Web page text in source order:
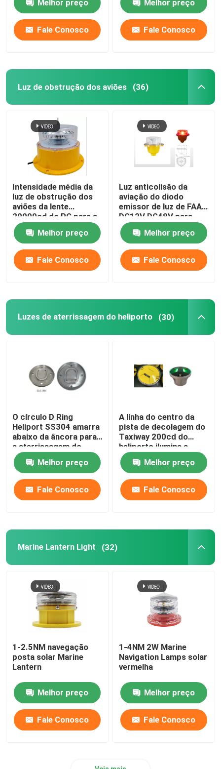
Casa
Produtos
Sobre nós
Excursão da fábrica
Controle da qualidade
Contacte-nos
Peça umas citações
luz de obstrução da aviação
Luz de obstrução dos aviões
Marine Lantern Light
Luzes postas solares do movimento
Luz de advertência do tráfego solar
Luzes do Taxiway do aeroporto
Luzes de navegação postas solares
Melhor preço
Fale Conosco
Melhor preço
Fale Conosco
Luz de obstrução dos aviões (36)
Intensidade média da
luz de obstrução dos
aviões da lente
20000cd do PC para a
chaminé
Melhor preço
Fale Conosco
Luz anticolisão da
aviação do diodo
emissor de luz de FAA
DC12V DC48V para
construir
Melhor preço
Fale Conosco
Luzes de aterrissagem do heliporto (30)
O círculo D Ring
Heliport SS304 amarra
abaixo da âncora para
a aterrissagem do
helicóptero
Melhor preço
Fale Conosco
A linha do centro da
pista de decolagem do
Taxiway 200cd do
heliporto ilumina a
carcaça de alumínio
Melhor preço
Fale Conosco
Marine Lantern Light (32)
1-2.5NM navegação
posta solar Marine
Lantern
Melhor preço
Fale Conosco
1-4NM 2W Marine
Navigation Lamps solar
vermelha
Melhor preço
Fale Conosco